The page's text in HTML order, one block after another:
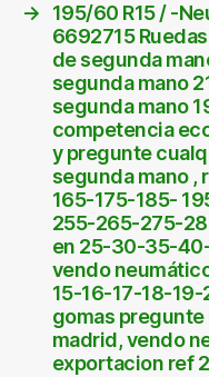
→
195/60 R15 / -
6692715
de segunda
segunda mano
segunda mano
competencia
y pregunte
segunda mano ,
165-175-185-
255-265-275-
en 25-30-35-
vendo
15-16-17-18-
gomas
madrid, vendo
exportacion ref